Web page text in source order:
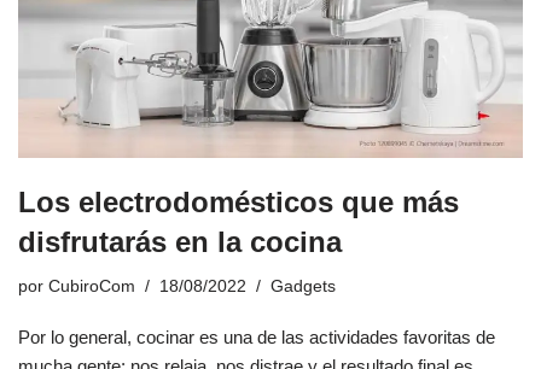
Los electrodomésticos que más
disfrutarás en la cocina
por CubiroCom 18/08/2022 Gadgets
Por lo general, cocinar es una de las actividades favoritas de